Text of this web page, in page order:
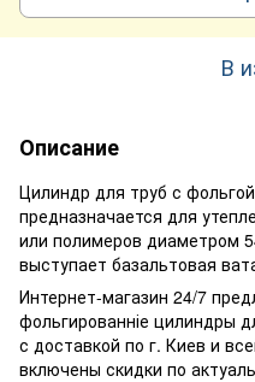
В
Описание
Цилиндр для труб с
предназначается для
или полимеров диаметром
выступает базальтовая
Интернет-магазин 24/7
фольгированніе цилиндры
с доставкой по г. Киев и
включены скидки по